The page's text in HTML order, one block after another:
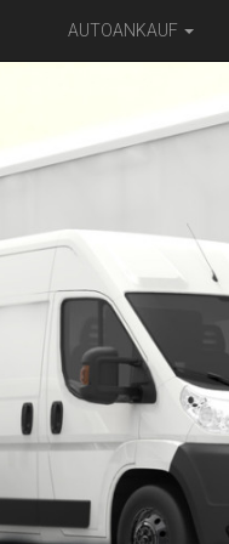
AUTOANKAUF